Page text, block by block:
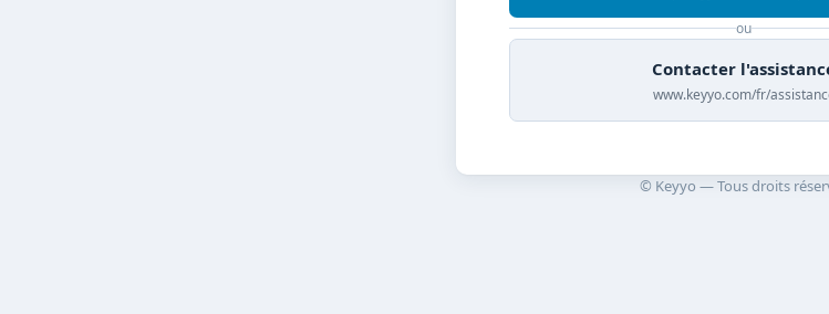
ou
Contacter
www.keyyo.com/fr/
© Keyyo — Tous droits